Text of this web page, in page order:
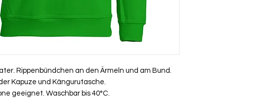
Rippenbündchen an den Ärmeln und am Bund.
Kapuze und Kängurutasche.
geeignet. Waschbar bis 40°C.